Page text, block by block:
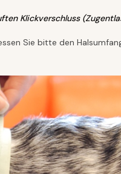
Klickverschluss
Sie bitte den